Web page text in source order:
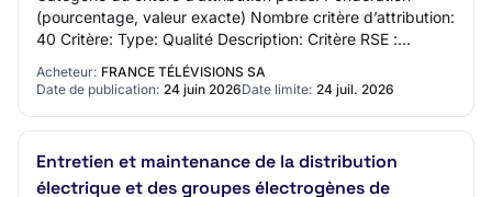
(pourcentage, valeur exacte) Nombre critère d’attribution:
40 Critère: Type: Qualité Description: Critère RSE :
Performance environnementale des…
Acheteur: FRANCE TÉLÉVISIONS SA
Date de publication: 24 juin 2026Date limite: 24 juil. 2026
Entretien et maintenance de la distribution
électrique et des groupes électrogènes de